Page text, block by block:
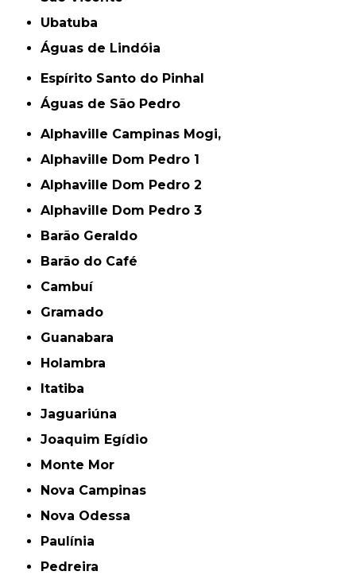
Ubatuba
Águas de Lindóia
Espírito Santo do Pinhal
Águas de São Pedro
Alphaville Campinas Mogi,
Alphaville Dom Pedro 1
Alphaville Dom Pedro 2
Alphaville Dom Pedro 3
Barão Geraldo
Barão do Café
Cambuí
Gramado
Guanabara
Holambra
Itatiba
Jaguariúna
Joaquim Egídio
Monte Mor
Nova Campinas
Nova Odessa
Paulínia
Pedreira